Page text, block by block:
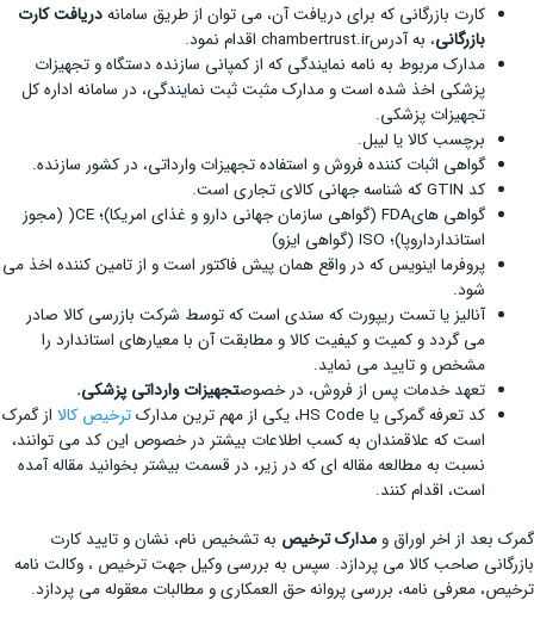
کارت بازرگانی که برای دریافت آن، می توان از طریق سامانهدریافت کارت
بازرگانی، به آدرسchambertrust.ir اقدام نمود.
مدارک مربوط به نامه نمایندگی که از کمپانی سازنده دستگاه و تجهیزات
پزشکی اخذ شده است و مدارک مثبت ثبت نمایندگی، در سامانه اداره کل
تجهیزات پزشکی.
برچسب کالا یا لیبل.
گواهی اثبات کننده فروش و استفاده تجهیزات وارداتی، در کشور سازنده.
کد GTIN که شناسه جهانی کالای تجاری است.
گواهی هایFDA (گواهی سازمان جهانی دارو و غذای امریکا)؛ CE( (مجوز
استاندارداروپا)؛ ISO (گواهی ایزو)
پروفرما اینویس که در واقع همان پیش فاکتور است و از تامین کننده اخذ می
شود.
آنالیز یا تست ریپورت که سندی است که توسط شرکت بازرسی کالا صادر
می گردد و کمیت و کیفیت کالا و مطابقت آن با معیارهای استاندارد را
مشخص و تایید می نماید.
تعهد خدمات پس از فروش، در خصوصتجهیزات وارداتی پزشکی.
کد تعرفه گمرکی یا HS Code، یکی از مهم ترین مدارک
ترخیص کالا از گمرک
است که علاقمندان به کسب اطلاعات بیشتر در خصوص این کد می توانند،
نسبت به مطالعه مقاله ای که در زیر، در قسمت بیشتر بخوانید مقاله آمده
است، اقدام کنند.
گمرک بعد از اخر اوراق و مدارک ترخیص به تشخیص نام، نشان و تایید کارت
بازرگانی صاحب کالا می پردازد. سپس به بررسی وکیل جهت ترخیص ، وکالت نامه
ترخیص، معرفی نامه، بررسی پروانه حق العمکاری و مطالبات معقوله می پردازد.